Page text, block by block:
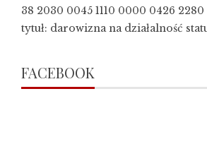
38 2030 0045 1110 0000 0426 2280
tytuł: darowizna na działalność
FACEBOOK